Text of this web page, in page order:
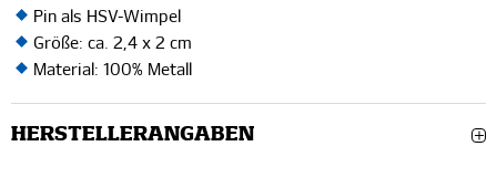
Pin als HSV-Wimpel
Größe: ca. 2,4 x 2 cm
Material: 100% Metall
HERSTELLERANGABEN